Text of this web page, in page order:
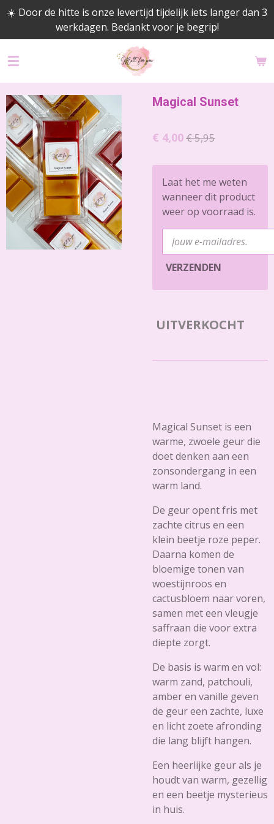
Ga
naar
de
☀️ Door de hitte is onze levertijd tijdelijk iets langer dan 3
werkdagen. Bedankt voor je begrip!
Magical Sunset
€ 4,00€ 5,95
Laat het me weten
wanneer dit product
weer op voorraad is.
VERZENDEN
UITVERKOCHT
Magical Sunset is een
warme, zwoele geur die
doet denken aan een
zonsondergang in een
warm land.
De geur opent fris met
zachte citrus en een
klein beetje roze peper.
Daarna komen de
bloemige tonen van
woestijnroos en
cactusbloem naar voren,
samen met een vleugje
saffraan die voor extra
diepte zorgt.
De basis is warm en vol:
warm zand, patchouli,
amber en vanille geven
de geur een zachte, luxe
en licht zoete afronding
die lang blijft hangen.
Een heerlijke geur als je
houdt van warm, gezellig
en een beetje mysterieus
in huis.